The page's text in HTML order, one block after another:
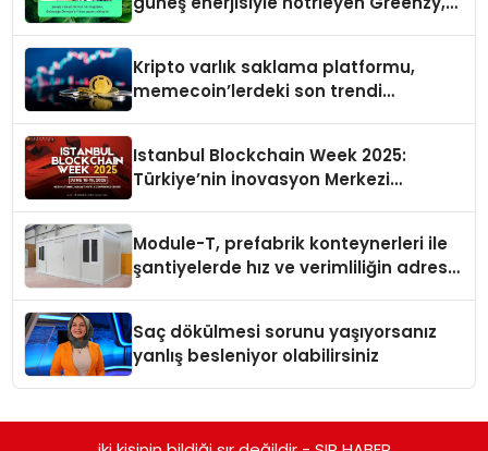
Kripto varlık saklama platformu,
memecoin’lerdeki son trendi
Istanbul Blockchain Week 2025:
Türkiye’nin İnovasyon Merkezi
Module-T, prefabrik konteynerleri ile
şantiyelerde hız ve verimliliğin adresi
Saç dökülmesi sorunu yaşıyorsanız
yanlış besleniyor olabilirsiniz